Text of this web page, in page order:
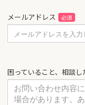
メールアドレス
困っていること、相談